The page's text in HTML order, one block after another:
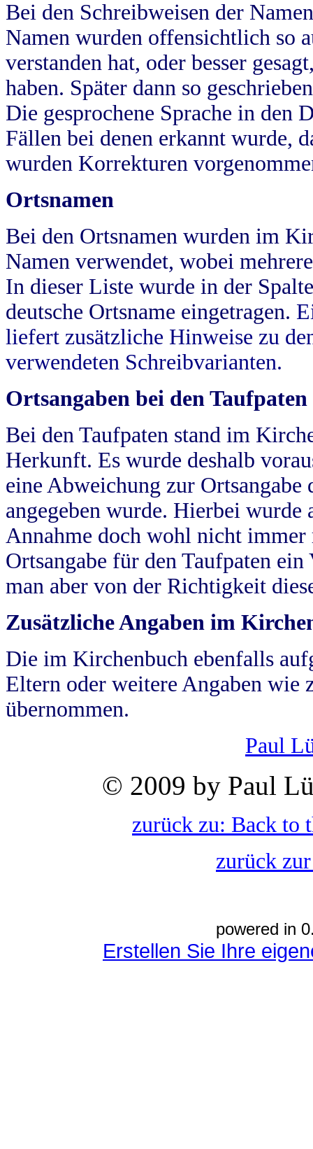
Bei den Schreibweisen der
Namen wurden offensichtlich so
verstanden hat, oder besser
haben. Später dann so
Die gesprochene Sprache in
Fällen bei denen erkannt wurde,
wurden Korrekturen
Ortsnamen
Bei den Ortsnamen wurden im
Namen verwendet, wobei
In dieser Liste wurde in der
deutsche Ortsname eingetragen.
liefert zusätzliche Hinweise zu
verwendeten Schreibvarianten.
Ortsangaben bei den Taufpaten
Bei den Taufpaten stand im
Herkunft. Es wurde deshalb
eine Abweichung zur
angegeben wurde. Hierbei wurde
Annahme doch wohl nicht
Ortsangabe für den Taufpaten
man aber von der Richtigkeit
Zusätzliche Angaben im
Die im Kirchenbuch ebenfalls
Eltern oder weitere Angaben wie
übernommen.
Paul
© 2009 by Paul
zurück zu: Back to
zurück
powered in
Erstellen Sie Ihre